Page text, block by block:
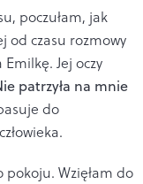
poczułam, jak
od czasu rozmowy
Jej oczy
patrzyła na mnie
do
pokoju. Wzięłam do